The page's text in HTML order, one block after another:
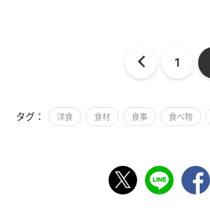
1
タグ： 洋食 食材 食事 食べ物